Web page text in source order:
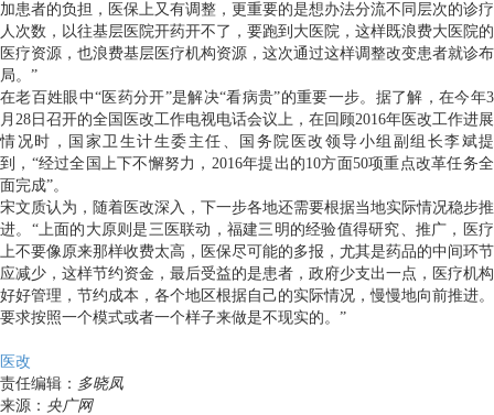
加患者的负担，医保上又有调整，更重要的是想办法分流不同层次的诊疗
人次数，以往基层医院开药开不了，要跑到大医院，这样既浪费大医院的
医疗资源，也浪费基层医疗机构资源，这次通过这样调整改变患者就诊布
局。”
在老百姓眼中“医药分开”是解决“看病贵”的重要一步。据了解，在今年3
月28日召开的全国医改工作电视电话会议上，在回顾2016年医改工作进展
情况时，国家卫生计生委主任、国务院医改领导小组副组长李斌提
到，“经过全国上下不懈努力，2016年提出的10方面50项重点改革任务全
面完成”。
宋文质认为，随着医改深入，下一步各地还需要根据当地实际情况稳步推
进。“上面的大原则是三医联动，福建三明的经验值得研究、推广，医疗
上不要像原来那样收费太高，医保尽可能的多报，尤其是药品的中间环节
应减少，这样节约资金，最后受益的是患者，政府少支出一点，医疗机构
好好管理，节约成本，各个地区根据自己的实际情况，慢慢地向前推进。
要求按照一个模式或者一个样子来做是不现实的。”
医改
责任编辑： 多晓凤
来源： 央广网